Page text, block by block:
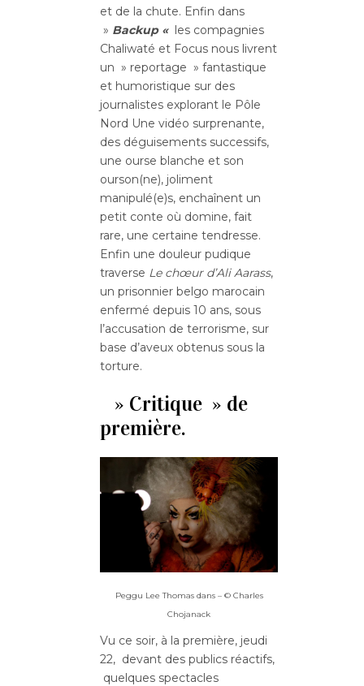
et de la chute. Enfin dans
» Backup «
les compagnies
Chaliwaté et Focus nous livrent
un » reportage » fantastique
et humoristique sur des
journalistes explorant le Pôle
Nord Une vidéo surprenante,
des déguisements successifs,
une ourse blanche et son
ourson(ne), joliment
manipulé(e)s, enchaînent un
petit conte où domine, fait
rare, une certaine tendresse.
Enfin une douleur pudique
traverse Le chœur d’Ali Aarass,
un prisonnier belgo marocain
enfermé depuis 10 ans, sous
l’accusation de terrorisme, sur
base d’aveux obtenus sous la
torture.
» Critique » de
première.
Peggu Lee Thomas dans – © Charles
Chojanack
Vu ce soir, à la première, jeudi
22, devant des publics réactifs,
quelques spectacles